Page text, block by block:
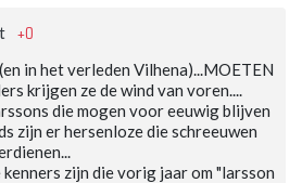
+0
in het verleden Vilhena)...MOETEN
krijgen ze de wind van voren....
die mogen voor eeuwig blijven
zijn er hersenloze die schreeuwen
zijn die vorig jaar om "larsson